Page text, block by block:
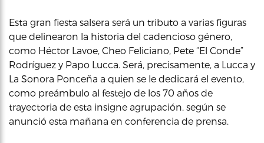
Esta gran fiesta salsera será un tributo a varias figuras
que delinearon la historia del cadencioso género,
como Héctor Lavoe, Cheo Feliciano, Pete “El Conde”
Rodríguez y Papo Lucca. Será, precisamente, a Lucca y
La Sonora Ponceña a quien se le dedicará el evento,
como preámbulo al festejo de los 70 años de
trayectoria de esta insigne agrupación, según se
anunció esta mañana en conferencia de prensa.